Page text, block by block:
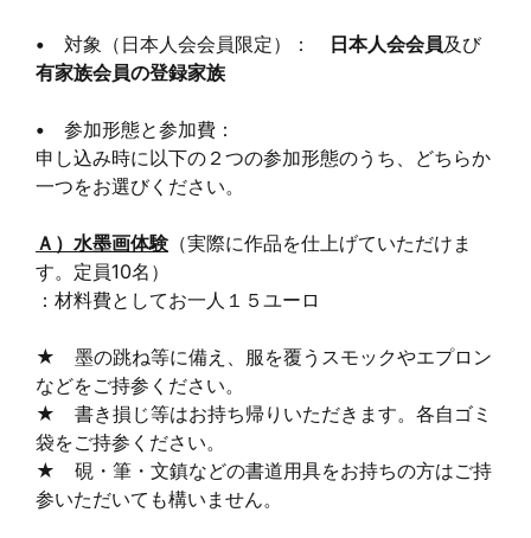
• 対象（日本人会会員限定）： 日本人会会員及び
有家族会員の登録家族
• 参加形態と参加費：
申し込み時に以下の２つの参加形態のうち、どちらか
一つをお選びください。
Ａ）水墨画体験 （実際に作品を仕上げていただけま
す。定員10名）
：材料費としてお一人１５ユーロ
★ 墨の跳ね等に備え、服を覆うスモックやエプロン
などをご持参ください。
★ 書き損じ等はお持ち帰りいただきます。各自ゴミ
袋をご持参ください。
★ 硯・筆・文鎮などの書道用具をお持ちの方はご持
参いただいても構いません。